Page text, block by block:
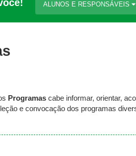
ALUNOS E RESPONSÁVEIS
Programas cabe informar, orientar,
e convocação dos programas